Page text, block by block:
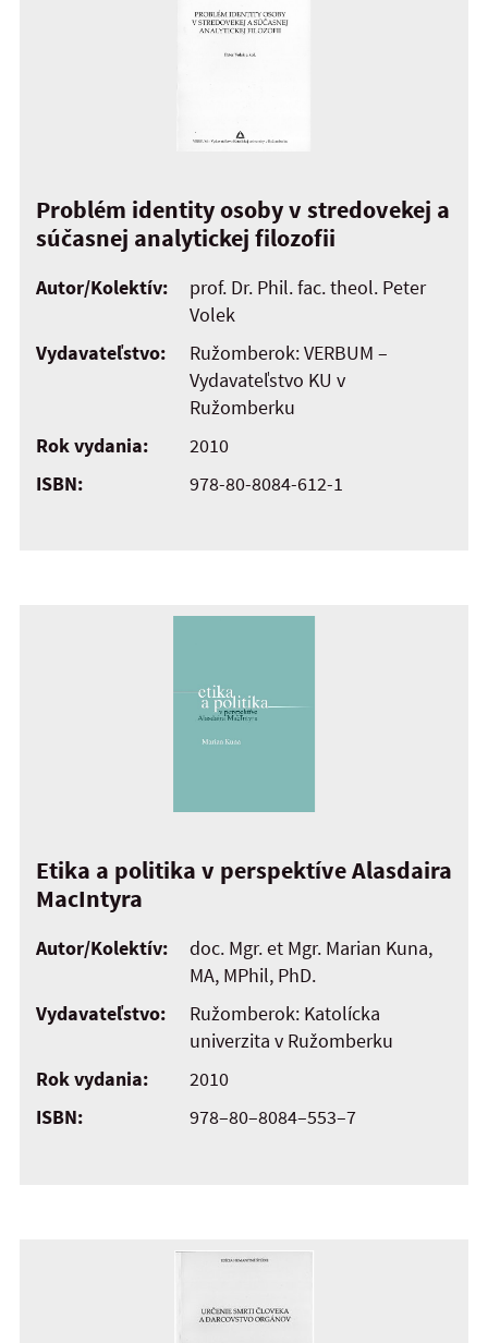
Problém identity osoby v stredovekej a
súčasnej analytickej filozofii
Autor/Kolektív:
prof. Dr. Phil. fac. theol. Peter
Volek
Vydavateľstvo:
Ružomberok: VERBUM –
Vydavateľstvo KU v
Ružomberku
Rok vydania:
2010
ISBN:
978-80-8084-612-1
Etika a politika v perspektíve Alasdaira
MacIntyra
Autor/Kolektív:
doc. Mgr. et Mgr. Marian Kuna,
MA, MPhil, PhD.
Vydavateľstvo:
Ružomberok: Katolícka
univerzita v Ružomberku
Rok vydania:
2010
ISBN:
978–80–8084–553–7